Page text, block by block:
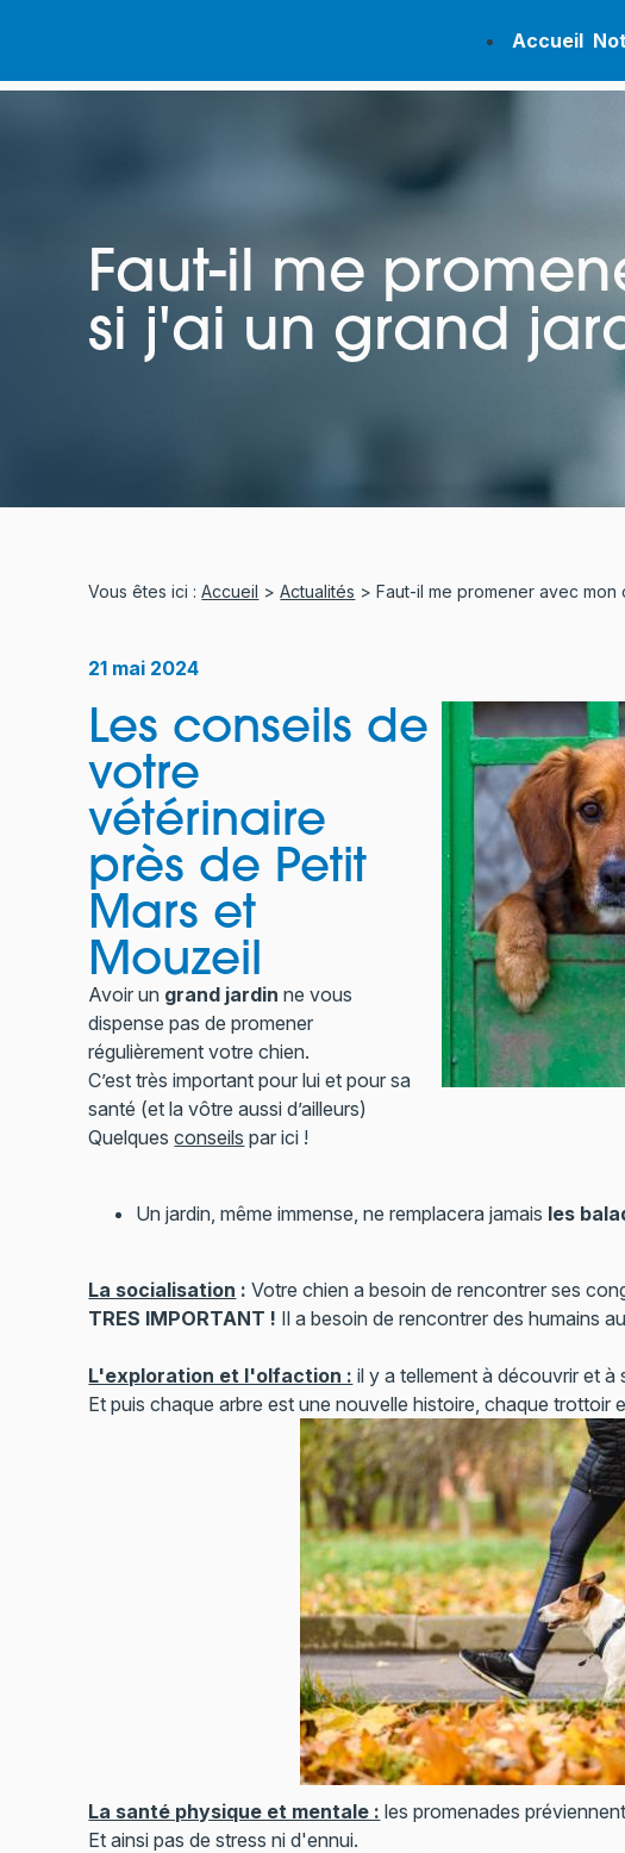
Accueil
Faut-il me
si j'ai un grand
Vous êtes ici : Accueil >Actualités > Faut-il me promener avec mon
21 mai 2024
Les conseils de
votre
vétérinaire
près de Petit
Mars et
Mouzeil
Avoir un grand jardin ne vous
dispense pas de promener
régulièrement votre chien.
C’est très important pour lui et pour sa
santé (et la vôtre aussi d’ailleurs)
Quelquesconseils par ici !
Un jardin, même immense, ne remplacera jamais les
La socialisation :Votre chien a besoin de rencontrer ses
TRES IMPORTANT ! Il a besoin de rencontrer des humains
L'exploration et l'olfaction : il y a tellement à découvrir et à
Et puis chaque arbre est une nouvelle histoire, chaque trottoir
La santé physique et mentale : les promenades
Et ainsi pas de stress ni d'ennui.